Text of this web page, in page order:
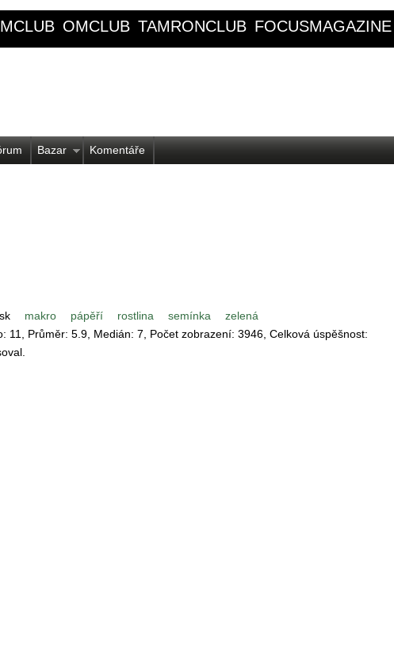
OMCLUB TAMRONCLUB FOCUSMAGAZINE
Bazar Komentáře
makro pápěří rostlina semínka
zelená
11, Průměr: 5.9, Medián: 7, Počet zobrazení: 3946, Celková úspěšnost: